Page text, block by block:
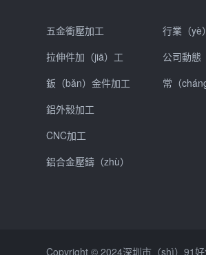
五金衝壓加工
拉伸件加（jiā）工
鈑（bǎn）金件加工
鋁外殼加工
CNC加工
鋁合金壓鑄（zhù）
行業（yè
公司動態
常（
Copyright © 2024深圳市（shì）91